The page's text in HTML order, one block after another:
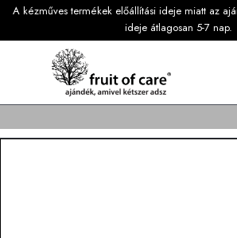
A kézműves termékek előállítási ideje miatt az
ideje átlagosan 5-7 nap.